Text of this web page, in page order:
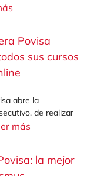
Povisa
sus cursos
abre la
de realizar
más
la mejor